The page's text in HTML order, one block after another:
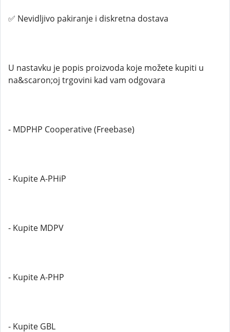
✅ Nevidljivo pakiranje i diskretna dostava
U nastavku je popis proizvoda koje možete kupiti u
na&scaron;oj trgovini kad vam odgovara
- MDPHP Cooperative (Freebase)
- Kupite A-PHiP
- Kupite MDPV
- Kupite A-PHP
- Kupite GBL